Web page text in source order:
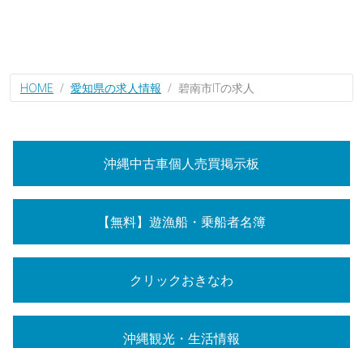
HOME 愛知県の求人情報 碧南市ITの求人
沖縄中古車個人売買掲示板
【無料】遊漁船・乗船者名簿
クリックおきなわ
沖縄観光・生活情報